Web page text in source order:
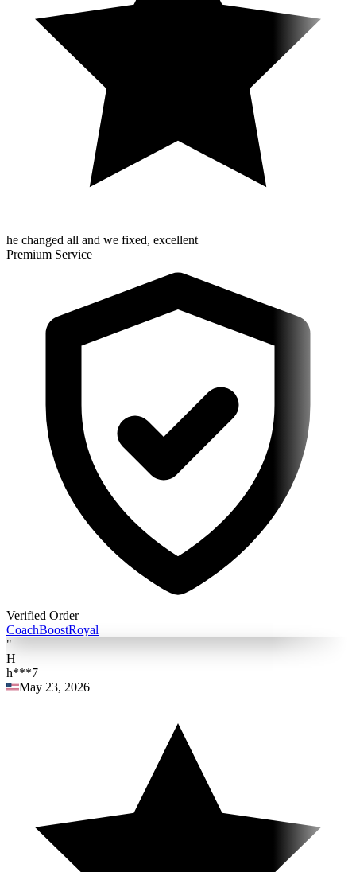
he changed all and we fixed, excellent
Premium Service
Verified Order
CoachBoostRoyal
"
H
h***7
May 23, 2026